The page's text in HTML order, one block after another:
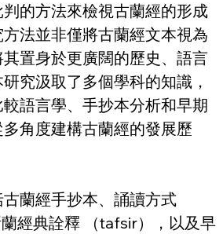
的方法來檢視古蘭經的形成
法並非僅將古蘭經文本視為
置身於更廣闊的歷史、語言
究汲取了多個學科的知識，
語言學、手抄本分析和早期
角度建構古蘭經的發展歷
蘭經手抄本、誦讀方式
經典詮釋 （tafsir），以及早